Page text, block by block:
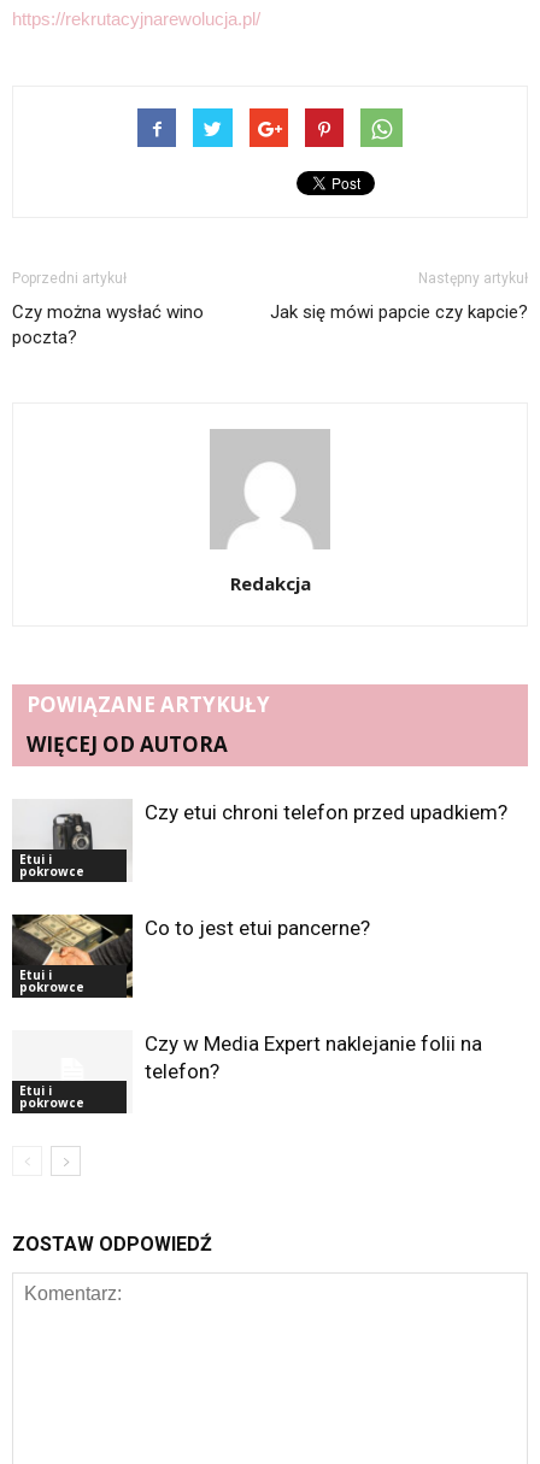
https://rekrutacyjnarewolucja.pl/
Poprzedni artykuł
Czy można wysłać wino
poczta?
Następny artykuł
Jak się mówi papcie czy kapcie?
Redakcja
POWIĄZANE ARTYKUŁY
WIĘCEJ OD AUTORA
Etui i
pokrowce
Czy etui chroni telefon przed upadkiem?
Etui i
pokrowce
Co to jest etui pancerne?
Etui i
pokrowce
Czy w Media Expert naklejanie folii na
telefon?
ZOSTAW ODPOWIEDŹ